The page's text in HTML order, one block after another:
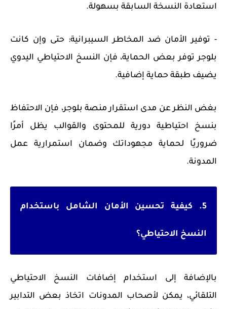
استعادة النسخة السابقة بسهولة.
- توفير الأمان ضد المخاطر السيبرانية: حتى وإن كانت
بلوجر توفر بعض الحماية، فإن النسخ الاحتياطي اليدوي
يضيف طبقة حماية إضافية.
بغض النظر عن مدى استقرار منصة بلوجر، فإن الاحتفاظ
بنسخ احتياطية دورية للمحتوى والقوالب يظل أمرًا
ضروريًا لحماية مجهوداتك وضمان استمرارية عمل
المدونة.
5. كيفية تحسين الأمان الشامل باستخدام
النسخ الاحتياطي؟
بالإضافة إلى استخدام إضافات النسخ الاحتياطي
التلقائي، يمكن لأصحاب المدونات اتخاذ بعض التدابير